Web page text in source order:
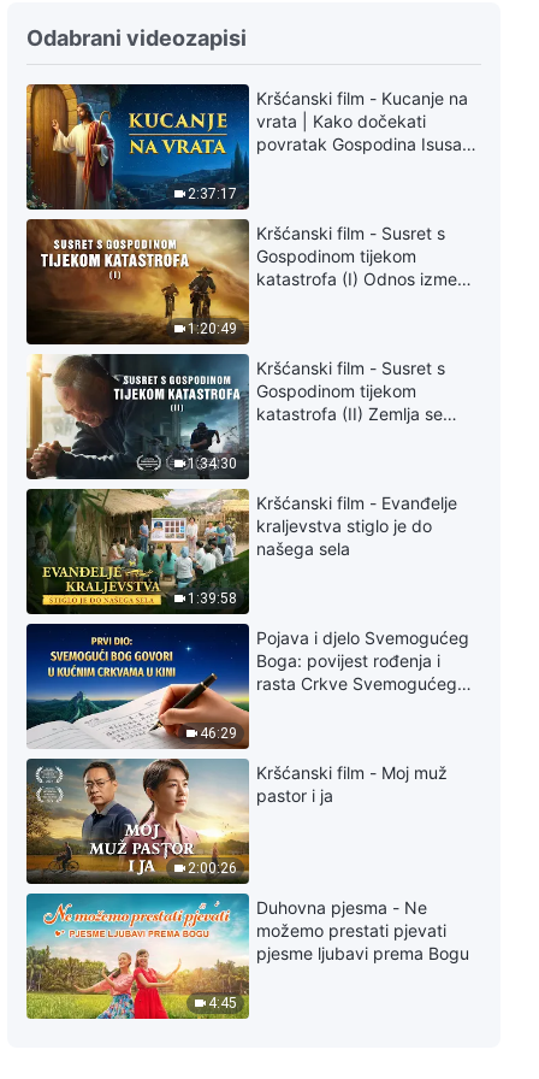
Odabrani videozapisi
2:37:17
Kršćanski film - Kucanje na
vrata | Kako dočekati
povratak Gospodina Isusa
1:20:49
Kršćanski film - Susret s
Gospodinom tijekom
katastrofa (I) Odnos između
1:34:30
Kršćanski film - Susret s
Gospodinom tijekom
katastrofa (II) Zemlja se
1:39:58
Kršćanski film - Evanđelje
kraljevstva stiglo je do
našega sela
46:29
Pojava i djelo Svemogućeg
Boga: povijest rođenja i
rasta Crkve Svemogućeg
2:00:26
Kršćanski film - Moj muž
pastor i ja
4:45
Duhovna pjesma - Ne
možemo prestati pjevati
pjesme ljubavi prema Bogu